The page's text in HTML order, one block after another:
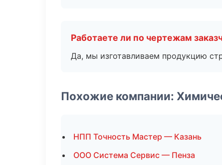
Работаете ли по чертежам
Да, мы изготавливаем продукцию
Похожие компании:
НПП Точность Мастер — Казань
ООО Система Сервис — Пенза